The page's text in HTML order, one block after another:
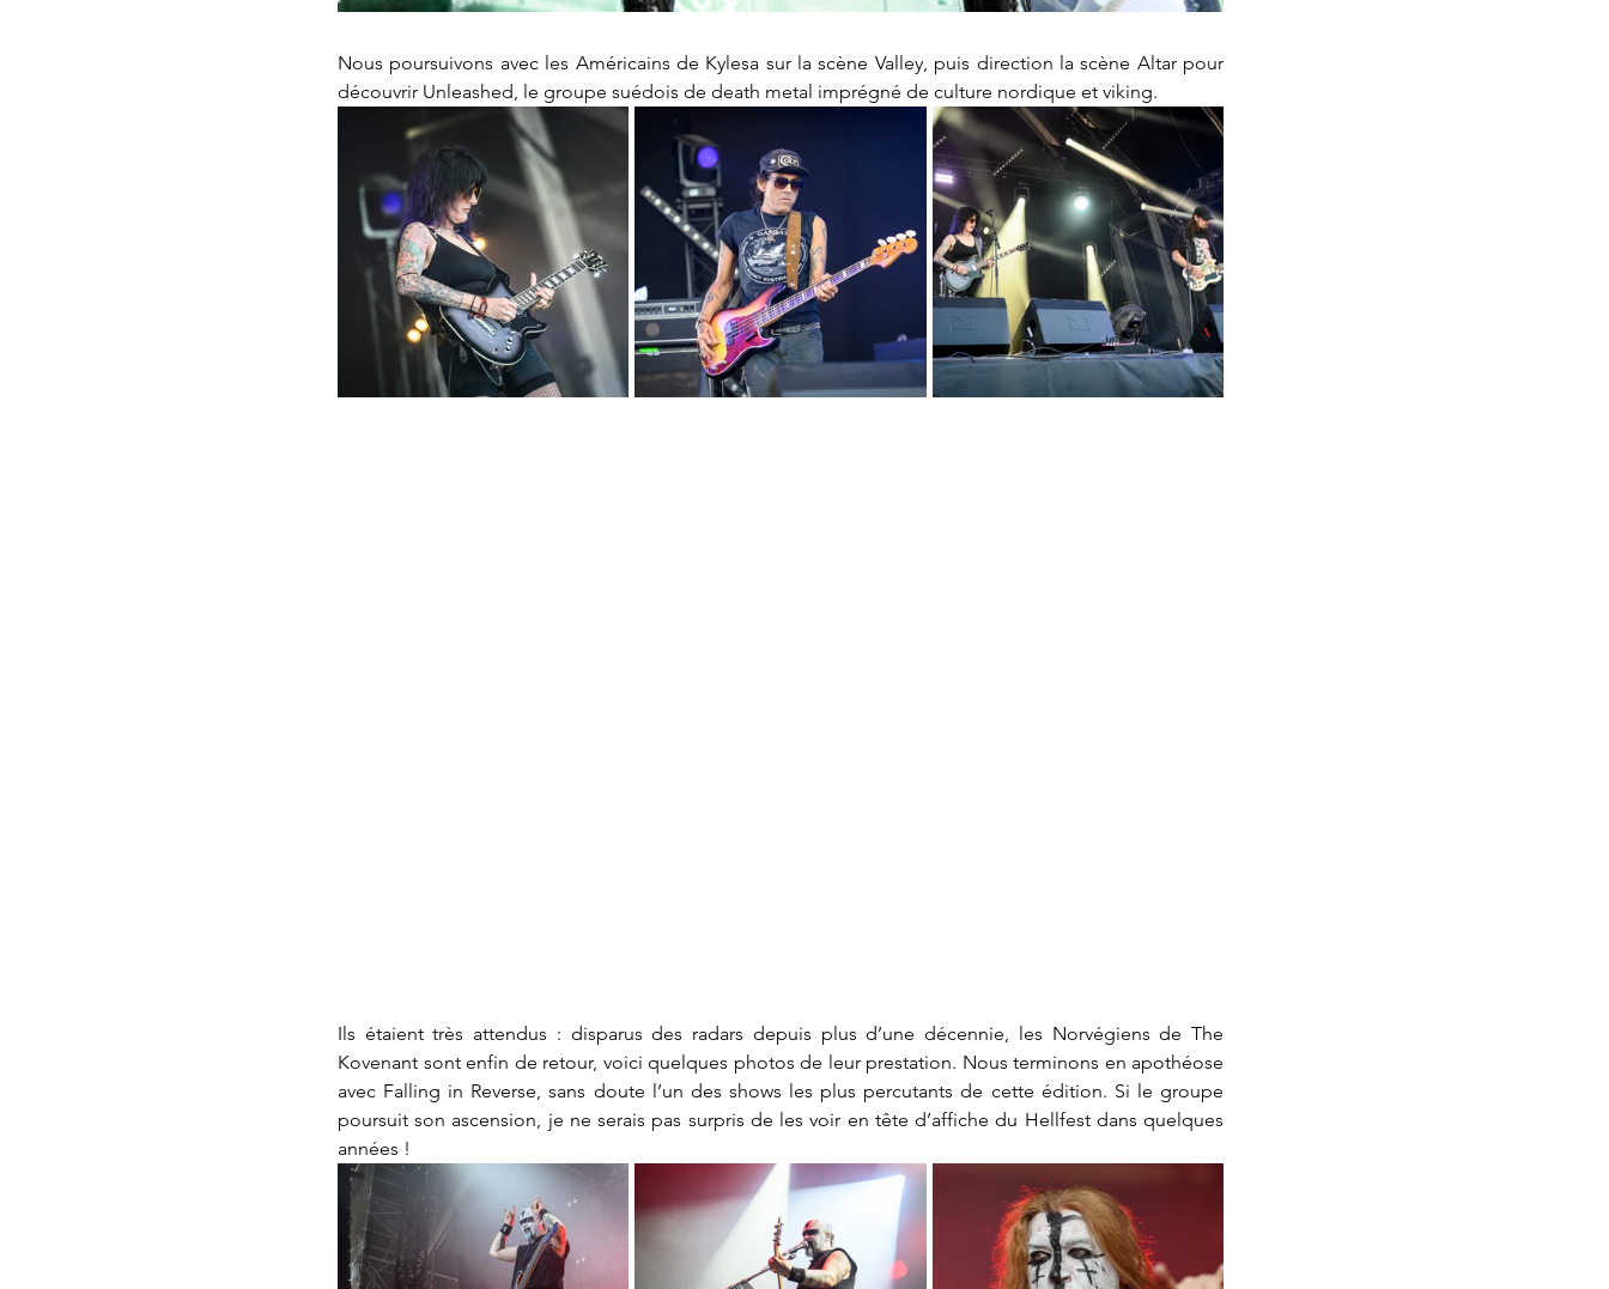
Nous poursuivons avec les Américains de Kylesa sur la scène Valley, puis direction la scène Altar pour
découvrir Unleashed, le groupe suédois de death metal imprégné de culture nordique et viking.
Ils étaient très attendus : disparus des radars depuis plus d’une décennie, les Norvégiens de The
Kovenant sont enfin de retour, voici quelques photos de leur prestation. Nous terminons en apothéose
avec Falling in Reverse, sans doute l’un des shows les plus percutants de cette édition. Si le groupe
poursuit son ascension, je ne serais pas surpris de les voir en tête d’affiche du Hellfest dans quelques
années !